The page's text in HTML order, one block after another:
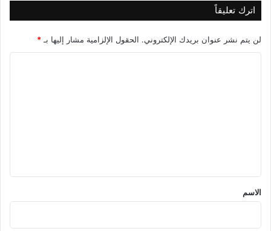
اترك تعليقاً
لن يتم نشر عنوان بريدك الإلكتروني. الحقول الإلزامية مشار إليها بـ*
*
الاسم